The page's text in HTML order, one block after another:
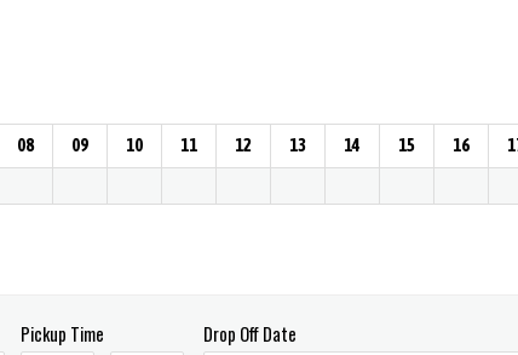
08 09 10 11 12 13 14 15 16
Pickup Time Drop Off Date